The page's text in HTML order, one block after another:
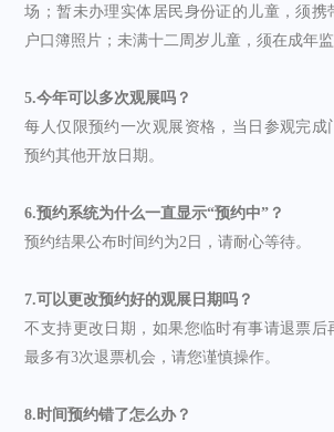
场；暂未办理实体居民身份证的儿童，须携
户口簿照片；未满十二周岁儿童，须在成年
5.今年可以多次观展吗？
每人仅限预约一次观展资格，当日参观完成
预约其他开放日期。
6.预约系统为什么一直显示“预约中”？
预约结果公布时间约为2日，请耐心等待。
7.可以更改预约好的观展日期吗？
不支持更改日期，如果您临时有事请退票后
最多有3次退票机会，请您谨慎操作。
8.时间预约错了怎么办？